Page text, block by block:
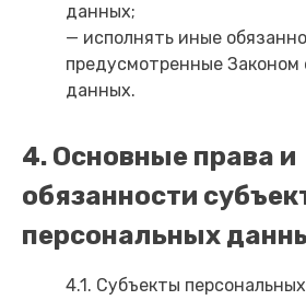
данных;
— исполнять иные
предусмотренные Законом
данных.
4. Основные права и
обязанности
персональных
4.1. Субъекты